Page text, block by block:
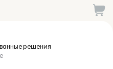
решения